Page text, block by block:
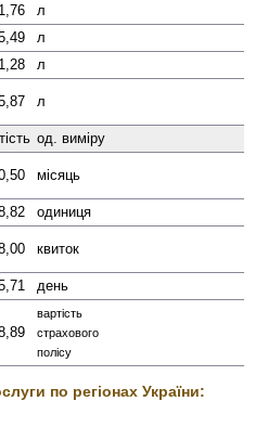
л
л
л
л
од. виміру
місяць
одиниця
квиток
день
вартість
страхового
полісу
по регіонах України: